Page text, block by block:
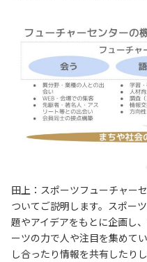
田上：スポーツフューチャー
ついてご説明します。スポー
題やアイデアをもとに企画し
ーツの力で人や注目を集めて
し合ったり情報を共有したり